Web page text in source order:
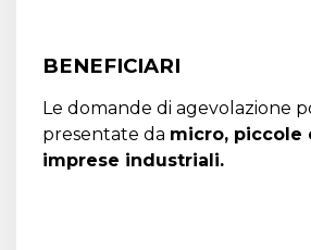
BENEFICIARI
Le domande di agevolazione
presentate da micro, piccole
imprese industriali.